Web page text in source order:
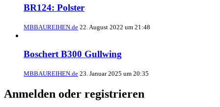
BR124: Polster
MBBAUREIHEN.de 22. August 2022 um 21:48
Boschert B300 Gullwing
MBBAUREIHEN.de 23. Januar 2025 um 20:35
Anmelden oder registrieren